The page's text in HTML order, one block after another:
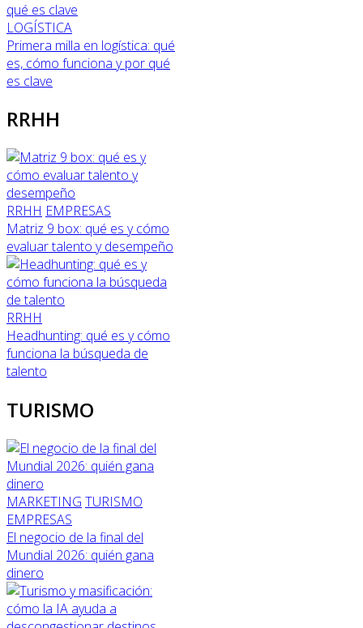
LOGÍSTICA
Primera milla en logística: qué
es, cómo funciona y por qué
es clave
RRHH
RRHH EMPRESAS
Matriz 9 box: qué es y cómo
evaluar talento y desempeño
RRHH
Headhunting: qué es y cómo
funciona la búsqueda de
talento
TURISMO
MARKETING TURISMO
EMPRESAS
El negocio de la final del
Mundial 2026: quién gana
dinero